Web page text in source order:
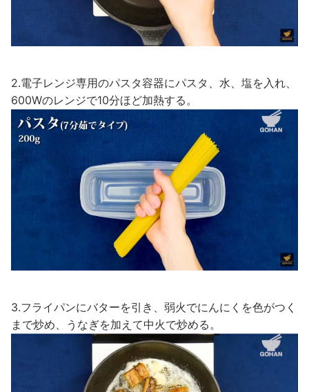
2.電子レンジ専用のパスタ容器にパスタ、水、塩を入れ、
600Wのレンジで10分ほど加熱する。
3.フライパンにバターを引き、弱火でにんにくを色がつく
まで炒め、うなぎを加えて中火で炒める。